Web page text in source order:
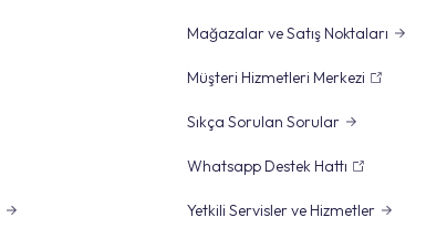
Mağazalar ve Satış Noktaları
Müşteri Hizmetleri Merkezi
Sıkça Sorulan Sorular
Whatsapp Destek Hattı
Yetkili Servisler ve Hizmetler